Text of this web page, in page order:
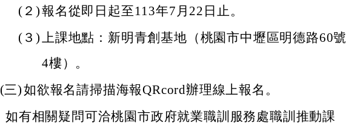
(２)報名從即日起至113年7月22日止。
(３)上課地點：新明青創基地（桃園市中壢區明德路60號
4樓）。
(三)如欲報名請掃描海報QRcord辦理線上報名。
如有相關疑問可洽桃園市政府就業職訓服務處職訓推動課